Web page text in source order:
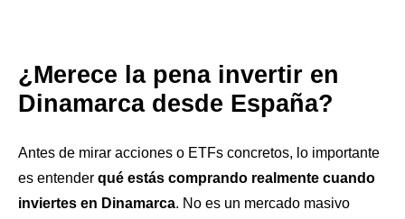
¿Merece la pena invertir en
Dinamarca desde España?
Antes de mirar acciones o ETFs concretos, lo importante
es entender qué estás comprando realmente cuando
inviertes en Dinamarca. No es un mercado masivo